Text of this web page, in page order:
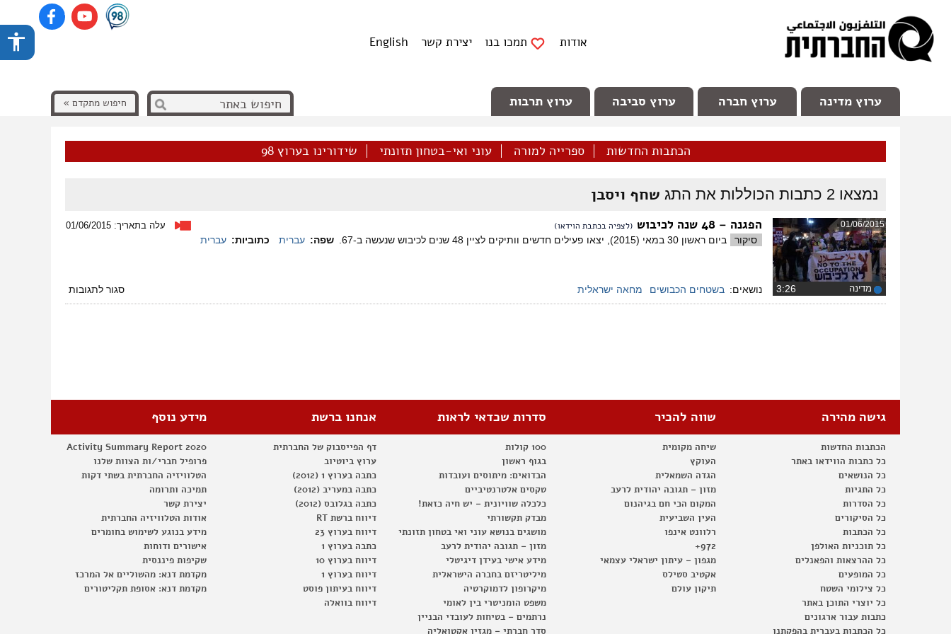
אודות תמכו בנו יצירת קשר English
ערוץ מדינה ערוץ חברה ערוץ סביבה ערוץ תרבות חיפוש מתקדם »
הכתבות החדשות ספרייה למורה עוני ואי-בטחון תזונתי שידורינו בערוץ 98
נמצאו 2 כתבות הכוללות את התג שחף ויסבן
01/06/2015
מדינה
הפגנה – 48 שנה לכיבוש (לצפיה בכתבת הוידאו) עלה בתאריך: 01/06/2015
סיקור ביום ראשון 30 במאי (2015), יצאו פעילים חדשים וותיקים לציין 48 שנים לכיבוש שנעשה ב-67. שפה: עברית כתוביות: עברית
נושאים: בשטחים הכבושים מחאה ישראלית סגור לתגובותעל
הפגנה
גישה מהירה
הכתבות החדשות
כל כתבות הווידאו באתר
כל הנושאים
כל התגיות
כל הסדרות
כל הסיקורים
כל הכתבות
כל תוכניות האולפן
כל ההרצאות והפאנלים
כל המופעים
כל צילומי השטח
כל יוצרי התוכן באתר
כתבות עבור ארגונים
כל הכתבות בעברית בהפקתנו
שווה להכיר
שיחה מקומית
העוקץ
הגדה השמאלית
מזון – תגובה יהודית לרעב
המקום הכי חם בגיהנום
העין השביעית
רלוונט אינפו
972+
מגפון – עיתון ישראלי עצמאי
אקטיב סטילס
תיקון עולם
סדרות שכדאי לראות
100 קולות
בגוף ראשון
הבדואים: מיתוסים ועובדות
טקסים אלטרנטיביים
כלכלה שוויונית – יש חיה כזאת!
מבדק תקשורתי
מושגים בנושא עוני ואי בטחון תזונתי
מזון – תגובה יהודית לרעב
מידע אישי בעידן דיגיטלי
מיליטריזם בחברה הישראלית
מיקרופון לדמוקרטיה
משפט הומניטרי בין לאומי
נרתמים – בטיחות לעובדי הבניין
סדר חברתי – מגזין אקטואליה
אנחנו ברשת
דף הפייסבוק של החברתית
ערוץ ביוטיוב
כתבה בערוץ 1 (2012)
כתבה במעריב (2012)
כתבה בגלובס (2012)
דיווח ברשת RT
דיווח בערוץ 23
כתבה בערוץ 1
דיווח בערוץ 10
דיווח בערוץ 1
דיווח בעיתון פוסט
דיווח בוואלה
מידע נוסף
Activity Summary Report 2020
פרופיל חברי/ות הצוות שלנו
הטלוויזיה החברתית בשתי דקות
תמיכה ותרומה
יצירת קשר
אודות הטלוויזיה החברתית
מידע בנוגע לשימוש בחומרים
אישורים ודוחות
שקיפות פיננסית
מקדמת דנא: מהשוליים אל המרכז
מקדמת דנא: אסופת תקליטורים